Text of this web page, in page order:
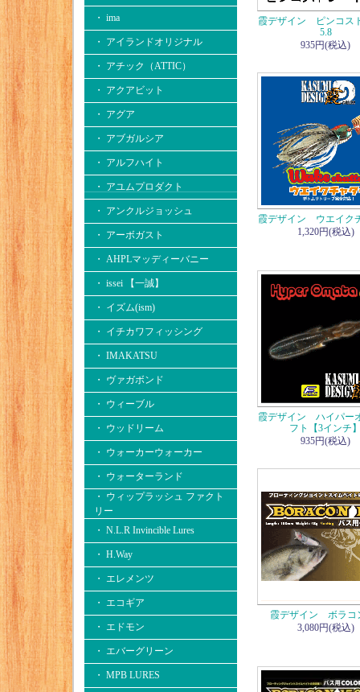
・ ima
・ アイランドオリジナル
・ アチック（ATTIC）
・ アクアビット
・ アグア
・ アブガルシア
・ アルフハイト
・ アユムプロダクト
・ アンクルジョッシュ
・ アーボガスト
・ AHPLマッディーバニー
・ issei 【一誠】
・ イズム(ism)
・ イチカワフィッシング
・ IMAKATSU
・ ヴァガボンド
・ ウィーブル
・ ウッドリーム
・ ウォーカーウォーカー
・ ウォーターランド
・ ウィップラッシュ ファクト
リー
・ N.L.R Invincible Lures
・ H.Way
・ エレメンツ
・ エコギア
・ エドモン
・ エバーグリーン
・ MPB LURES
霞デザイン ピンコス
5.8
935円(税込)
霞デザイン ウエイク
1,320円(税込)
霞デザイン ハイパー
フト【3インチ
935円(税込)
霞デザイン ボラコ
3,080円(税込)